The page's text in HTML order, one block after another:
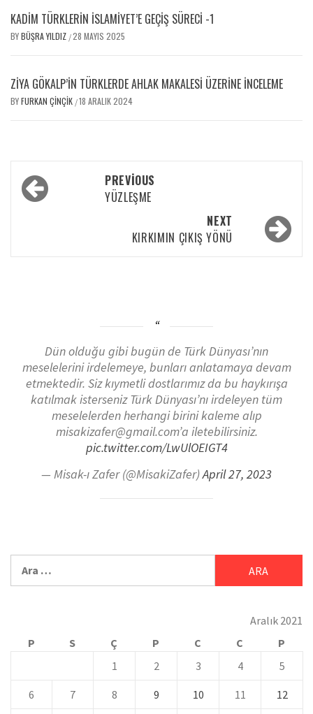
KADIM TÜRKLERIN İSLAMIYET’E GEÇIŞ SÜRECI -1
BYBÜŞRA YILDIZ /28 MAYIS 2025
ZIYA GÖKALP’IN TÜRKLERDE AHLAK MAKALESI ÜZERINE İNCELEME
BYFURKAN ÇINÇIK /18 ARALIK 2024
PREVIOUS
YÜZLEŞME
NEXT
KIRKIMIN ÇIKIŞ YÖNÜ
Dün olduğu gibi bugün de Türk Dünyası’nın
meselelerini irdelemeye, bunları anlatamaya devam
etmektedir. Siz kıymetli dostlarımız da bu haykırışa
katılmak isterseniz Türk Dünyası’nı irdeleyen tüm
meselelerden herhangi birini kaleme alıp
misakizafer@gmail.com’a iletebilirsiniz.
pic.twitter.com/LwUlOEIGT4
— Misak-ı Zafer (@MisakiZafer)April 27, 2023
Aralık 2021
P
S Ç P C C
P
1
2 3 4 5
6 7 8 9 10 11 12